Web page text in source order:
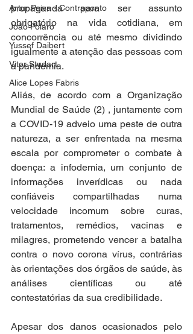
Artur Paiva - Contraponto
João Polaro
Yussef Daibert
Vitor Studart
Alice Lopes Fabris
propaganda para ser assunto
obrigatório na vida cotidiana, em
concorrência ou até mesmo dividindo
igualmente a atenção das pessoas com
a pandemia.
Aliás, de acordo com a Organização
Mundial de Saúde (2) , juntamente com
a COVID-19 adveio uma peste de outra
natureza, a ser enfrentada na mesma
escala por comprometer o combate à
doença: a infodemia, um conjunto de
informações inverídicas ou nada
confiáveis compartilhadas numa
velocidade incomum sobre curas,
tratamentos, remédios, vacinas e
milagres, prometendo vencer a batalha
contra o novo corona vírus, contrárias
às orientações dos órgãos de saúde, às
análises científicas ou até
contestatórias da sua credibilidade.
Apesar dos danos ocasionados pelo